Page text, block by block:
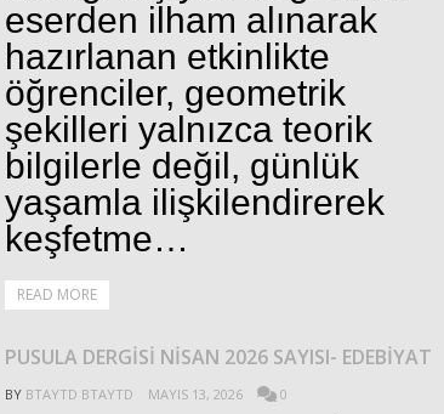
eserden ilham alınarak
hazırlanan etkinlikte
öğrenciler, geometrik
şekilleri yalnızca teorik
bilgilerle değil, günlük
yaşamla ilişkilendirerek
keşfetme…
READ MORE
PUSULA DERGİSİ NİSAN 2026 SAYISI- EDEBİYAT
BY BTAYTD BTAYTD MAYIS 13, 2026 0